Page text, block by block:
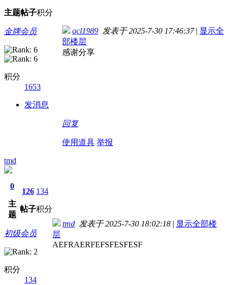
主题帖子积分
金牌会员
积分
1653
发消息
qcl1989 发表于 2025-7-30 17:46:37 | 显示全
部楼层
感谢分享
回复
使用道具 举报
tmd
0
主
题
126
帖子
134
积分
初级会员
积分
134
tmd 发表于 2025-7-30 18:02:18 | 显示全部楼
层
AEFRAERFEFSFESFESF